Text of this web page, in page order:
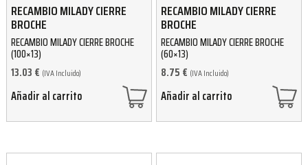
RECAMBIO MILADY CIERRE
BROCHE
RECAMBIO MILADY CIERRE BROCHE
(100×13)
13.03 € (IVA Incluido)
Añadir al carrito
RECAMBIO MILADY CIERRE
BROCHE
RECAMBIO MILADY CIERRE BROCHE
(60×13)
8.75 € (IVA Incluido)
Añadir al carrito